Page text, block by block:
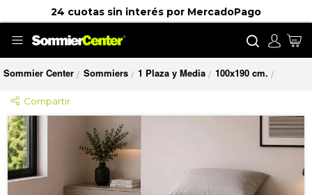
24 cuotas sin interés por MercadoPago
Buscar
Sommier Center / Sommiers / 1 Plaza y Media / 100x190 cm. /
Compartir
Saltar
al
final
de
la